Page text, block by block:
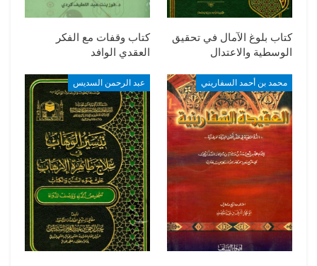
كتاب بلوغ الآمال في تحقيق
الوسطية والاعتدال
كتاب وقفات مع الفكر
العقدي الوافد
محمد بن أحمد السفاريني عبد الرحمن السديس